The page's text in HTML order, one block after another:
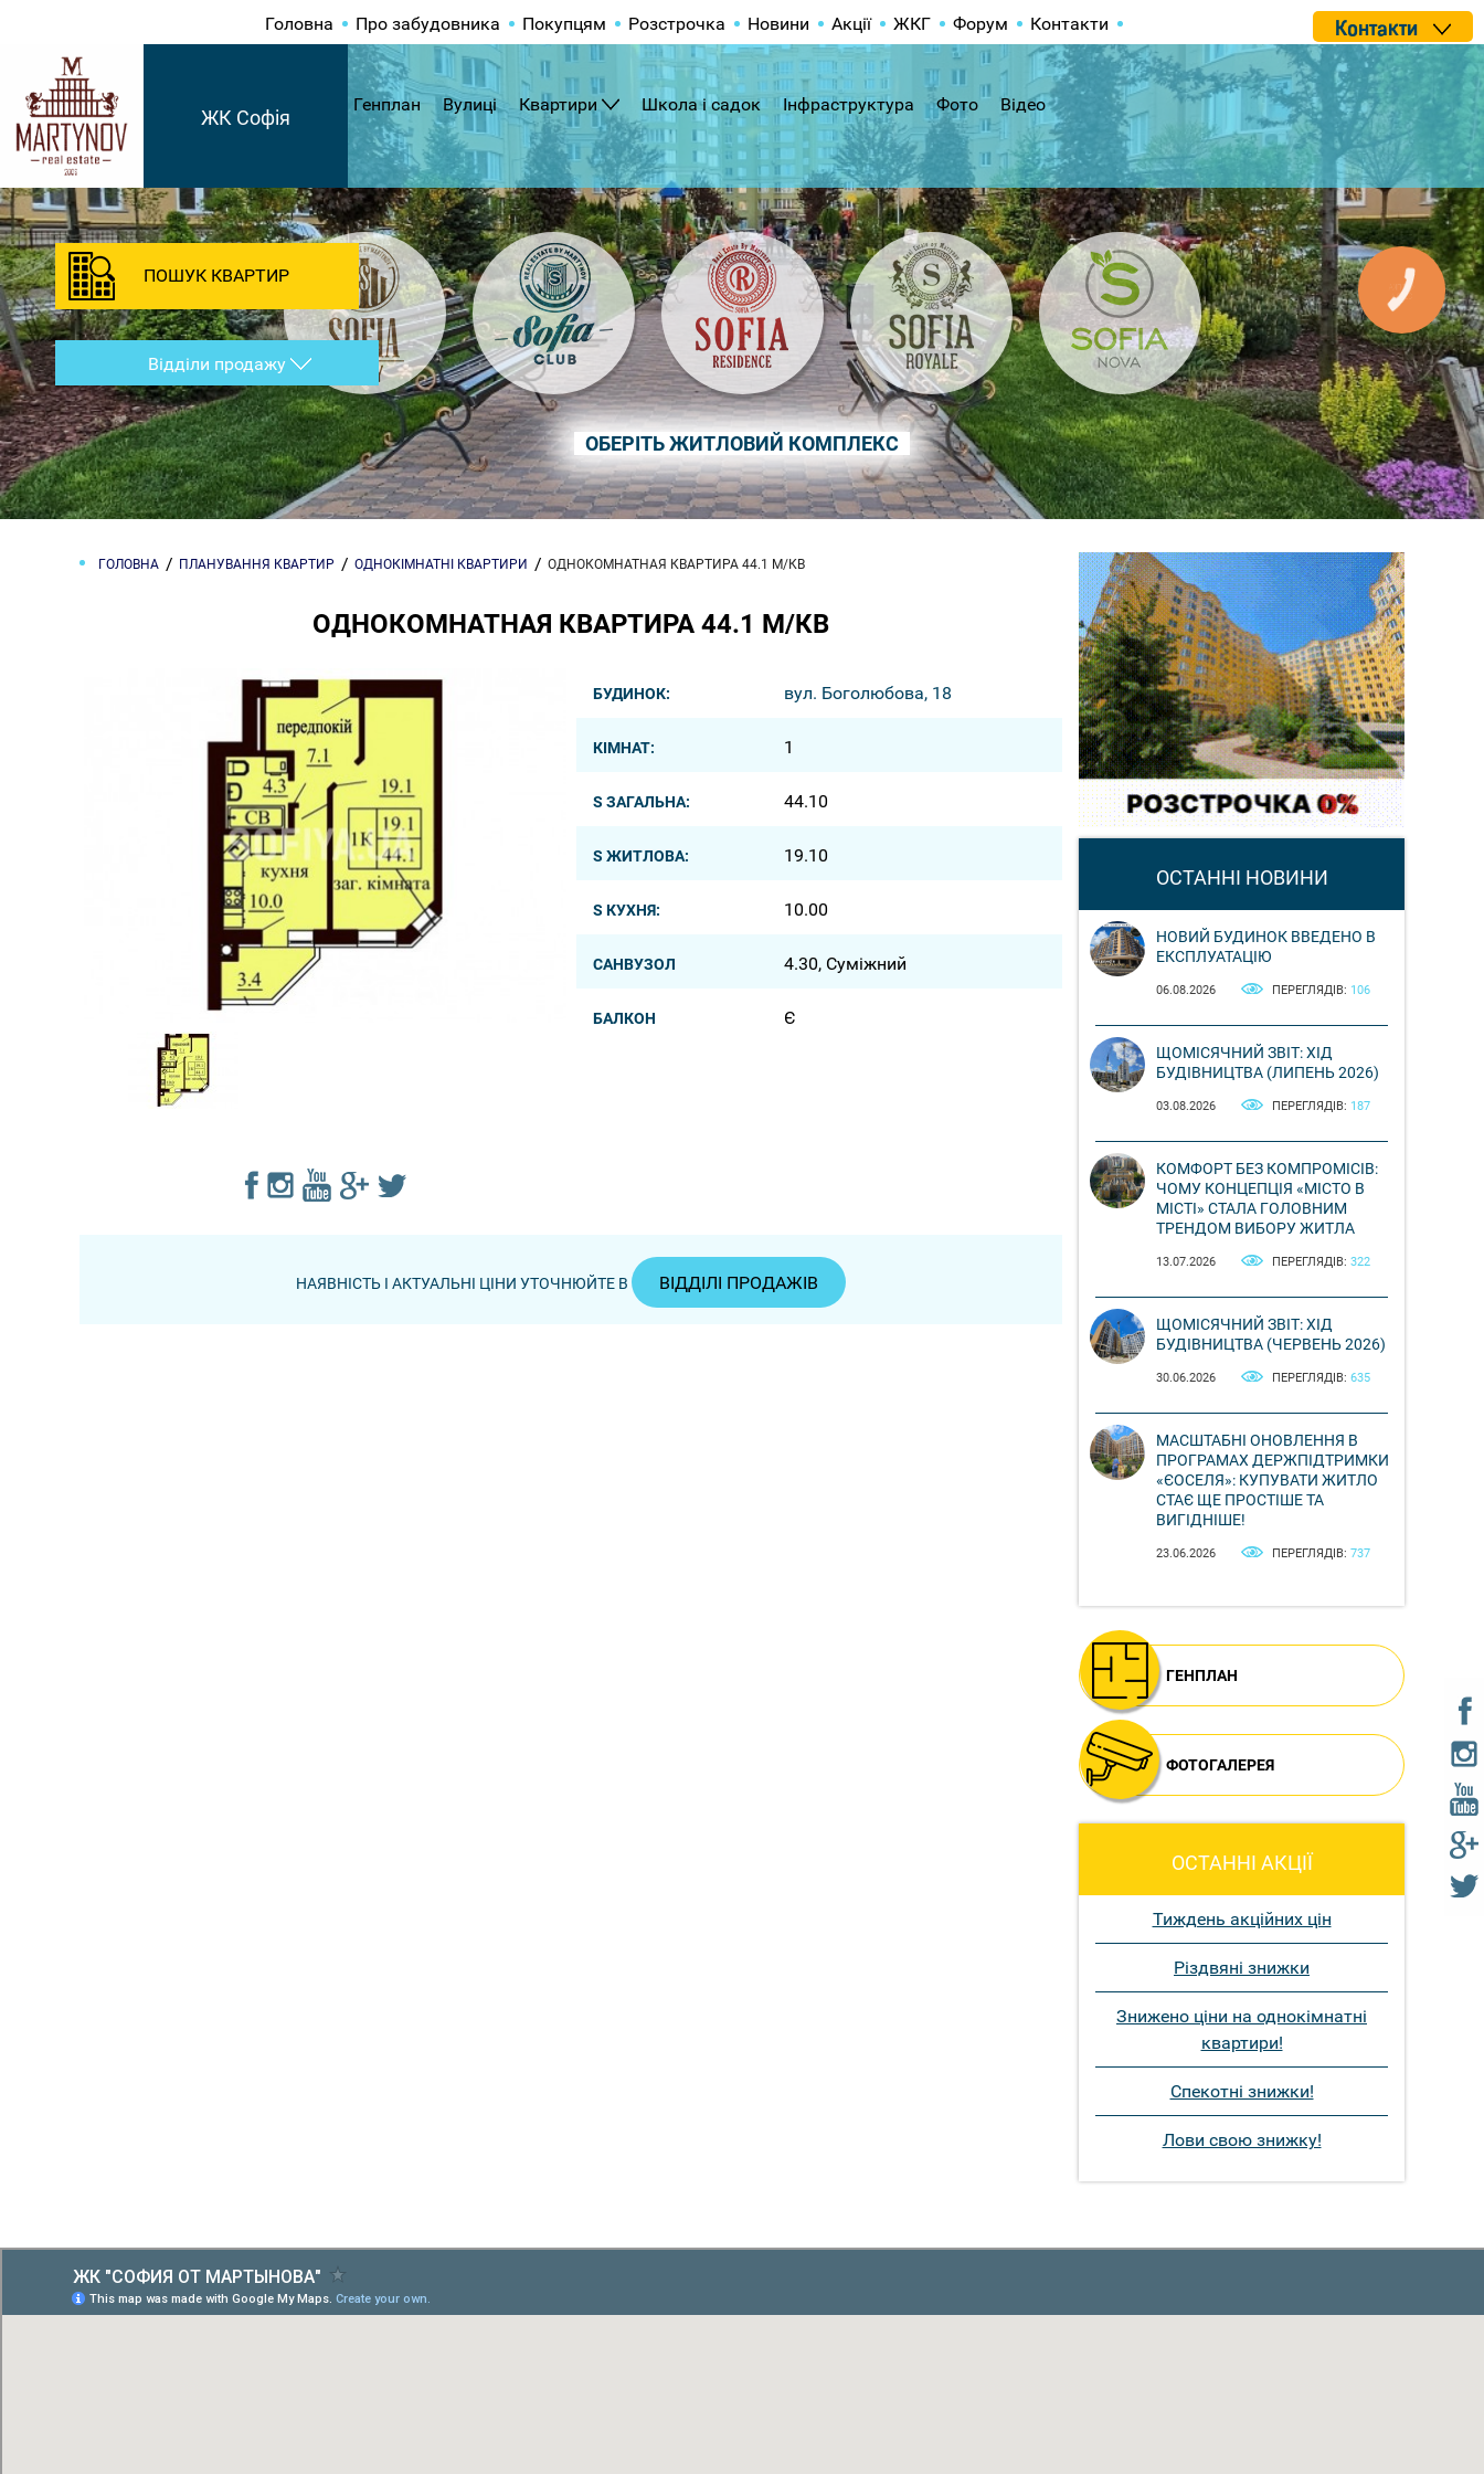
ОБЕРІТЬ ЖИТЛОВИЙ КОМПЛЕКС
Головна Про забудовника Покупцям Розстрочка Новини Акції ЖКГ Форум Контакти Контакти
ЖК Софія
Генплан Вулиці Квартири Школа і садок Інфраструктура Фото Відео
ПОШУК КВАРТИР
Відділи продажу
ГОЛОВНА ПЛАНУВАННЯ КВАРТИР ОДНОКІМНАТНІ КВАРТИРИ ОДНОКОМНАТНАЯ КВАРТИРА 44.1 М/КВ
ОДНОКОМНАТНАЯ КВАРТИРА 44.1 М/КВ
БУДИНОК: вул. Боголюбова, 18
КІМНАТ: 1
S ЗАГАЛЬНА: 44.10
S ЖИТЛОВА: 19.10
S КУХНЯ: 10.00
САНВУЗОЛ 4.30, Суміжний
БАЛКОН Є
НАЯВНІСТЬ І АКТУАЛЬНІ ЦІНИ УТОЧНЮЙТЕ В ВІДДІЛІ ПРОДАЖІВ
ОСТАННІ НОВИНИ
НОВИЙ БУДИНОК ВВЕДЕНО В
ЕКСПЛУАТАЦІЮ
06.08.2026 ПЕРЕГЛЯДІВ: 106
ЩОМІСЯЧНИЙ ЗВІТ: ХІД
БУДІВНИЦТВА (ЛИПЕНЬ 2026)
03.08.2026 ПЕРЕГЛЯДІВ: 187
КОМФОРТ БЕЗ КОМПРОМІСІВ:
ЧОМУ КОНЦЕПЦІЯ «МІСТО В
МІСТІ» СТАЛА ГОЛОВНИМ
ТРЕНДОМ ВИБОРУ ЖИТЛА
13.07.2026 ПЕРЕГЛЯДІВ: 322
ЩОМІСЯЧНИЙ ЗВІТ: ХІД
БУДІВНИЦТВА (ЧЕРВЕНЬ 2026)
30.06.2026 ПЕРЕГЛЯДІВ: 635
МАСШТАБНІ ОНОВЛЕННЯ В
ПРОГРАМАХ ДЕРЖПІДТРИМКИ
«ЄОСЕЛЯ»: КУПУВАТИ ЖИТЛО
СТАЄ ЩЕ ПРОСТІШЕ ТА
ВИГІДНІШЕ!
23.06.2026 ПЕРЕГЛЯДІВ: 737
ГЕНПЛАН
ФОТОГАЛЕРЕЯ
ОСТАННІ АКЦІЇ
Тиждень акційних цін
Різдвяні знижки
Знижено ціни на однокімнатні
квартири!
Спекотні знижки!
Лови свою знижку!